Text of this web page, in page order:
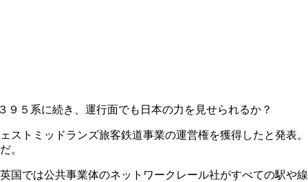
９５系に続き、運行面でも日本の力を見せられるか？
トミッドランズ旅客鉄道事業の運営権を獲得したと発表。
。
国では公共事業体のネットワークレール社がすべての駅や線